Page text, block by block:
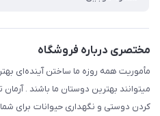
مختصری درباره فروشگاه
مأموریت همه روزه ما ساختن آینده‌ای
میتوانند بهترین دوستان ما باشند .
کردن دوستی و نگهداری حیوانات برای